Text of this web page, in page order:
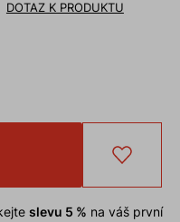
DOTAZ K PRODUKTU
slevu 5 % na váš první